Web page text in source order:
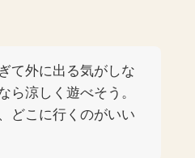
て外に出る気がしな
ら涼しく遊べそう。
どこに行くのがいい